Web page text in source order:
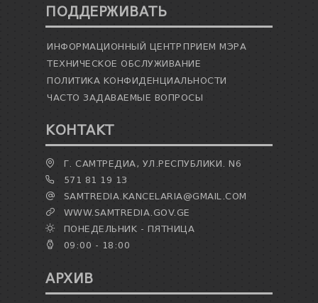
ПОДДЕРЖИВАТЬ
ИНФОРМАЦИОННЫЙ ЦЕНТРПРИЕМ МЭРА
ТЕХНИЧЕСКОЕ ОБСЛУЖИВАНИЕ
ПОЛИТИКА КОНФИДЕНЦИАЛЬНОСТИ
ЧАСТО ЗАДАВАЕМЫЕ ВОПРОСЫ
КОНТАКТ
Г. САМТРЕДИА, УЛ.РЕСПУБЛИКИ. N6
571 81 19 13
SAMTREDIA.KANCELARIA@GMAIL.COM
WWW.SAMTREDIA.GOV.GE
ПОНЕДЕЛЬНИК - ПЯТНИЦА
09:00 - 18:00
АРХИВ